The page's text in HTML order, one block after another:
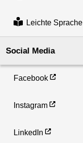
Leichte Sprache
Social Media
Facebook
Instagram
LinkedIn